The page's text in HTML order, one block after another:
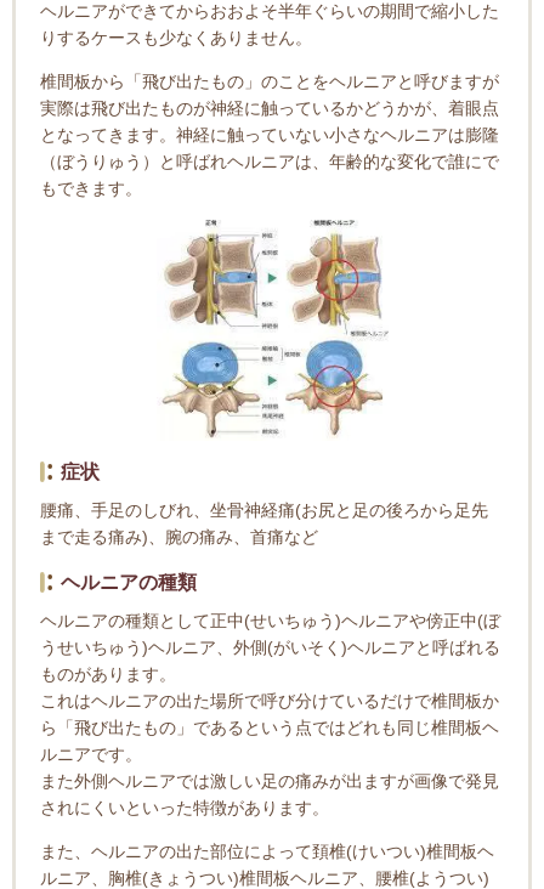
ヘルニアができてからおおよそ半年ぐらいの期間で縮小した
りするケースも少なくありません。
椎間板から「飛び出たもの」のことをヘルニアと呼びますが
実際は飛び出たものが神経に触っているかどうかが、着眼点
となってきます。神経に触っていない小さなヘルニアは膨隆
（ぼうりゅう）と呼ばれヘルニアは、年齢的な変化で誰にで
もできます。
症状
腰痛、手足のしびれ、坐骨神経痛(お尻と足の後ろから足先
まで走る痛み)、腕の痛み、首痛など
ヘルニアの種類
ヘルニアの種類として正中(せいちゅう)ヘルニアや傍正中(ぼ
うせいちゅう)ヘルニア、外側(がいそく)ヘルニアと呼ばれる
ものがあります。
これはヘルニアの出た場所で呼び分けているだけで椎間板か
ら「飛び出たもの」であるという点ではどれも同じ椎間板ヘ
ルニアです。
また外側ヘルニアでは激しい足の痛みが出ますが画像で発見
されにくいといった特徴があります。
また、ヘルニアの出た部位によって頚椎(けいつい)椎間板ヘ
ルニア、胸椎(きょうつい)椎間板ヘルニア、腰椎(ようつい)